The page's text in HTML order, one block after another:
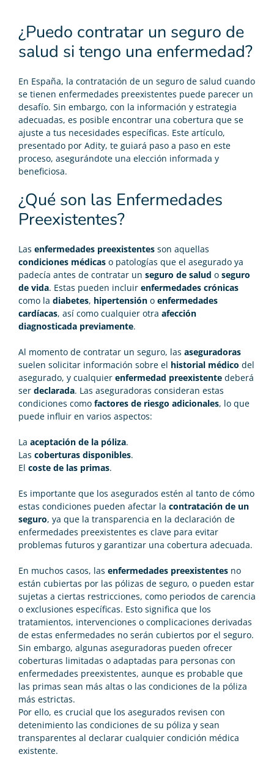
¿Puedo contratar un seguro de
salud si tengo una enfermedad?
En España, la contratación de un seguro de salud cuando
se tienen enfermedades preexistentes puede parecer un
desafío. Sin embargo, con la información y estrategia
adecuadas, es posible encontrar una cobertura que se
ajuste a tus necesidades específicas. Este artículo,
presentado por Adity, te guiará paso a paso en este
proceso, asegurándote una elección informada y
beneficiosa.
¿Qué son las Enfermedades
Preexistentes?
Las enfermedades preexistentes son aquellas
condiciones médicas o patologías que el asegurado ya
padecía antes de contratar un seguro de salud o seguro
de vida. Estas pueden incluir enfermedades crónicas
como la diabetes, hipertensión o enfermedades
cardíacas, así como cualquier otra afección
diagnosticada previamente.
Al momento de contratar un seguro, las aseguradoras
suelen solicitar información sobre el historial médico del
asegurado, y cualquier enfermedad preexistente deberá
ser declarada. Las aseguradoras consideran estas
condiciones como factores de riesgo adicionales, lo que
puede influir en varios aspectos:
La aceptación de la póliza.
Las coberturas disponibles.
El coste de las primas.
Es importante que los asegurados estén al tanto de cómo
estas condiciones pueden afectar la contratación de un
seguro, ya que la transparencia en la declaración de
enfermedades preexistentes es clave para evitar
problemas futuros y garantizar una cobertura adecuada.
En muchos casos, las enfermedades preexistentes no
están cubiertas por las pólizas de seguro, o pueden estar
sujetas a ciertas restricciones, como periodos de carencia
o exclusiones específicas. Esto significa que los
tratamientos, intervenciones o complicaciones derivadas
de estas enfermedades no serán cubiertos por el seguro.
Sin embargo, algunas aseguradoras pueden ofrecer
coberturas limitadas o adaptadas para personas con
enfermedades preexistentes, aunque es probable que
las primas sean más altas o las condiciones de la póliza
más estrictas.
Por ello, es crucial que los asegurados revisen con
detenimiento las condiciones de su póliza y sean
transparentes al declarar cualquier condición médica
existente.